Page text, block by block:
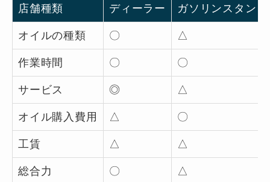
店舗種類 ディーラー ガソリンスタンド
オイルの種類 〇 △
作業時間 〇 〇
サービス ◎ △
オイル購入費用 △ 〇
工賃 △ △
総合力 〇 △